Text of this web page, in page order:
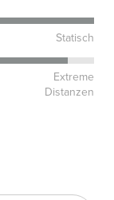
Statisch
Extreme
Distanzen